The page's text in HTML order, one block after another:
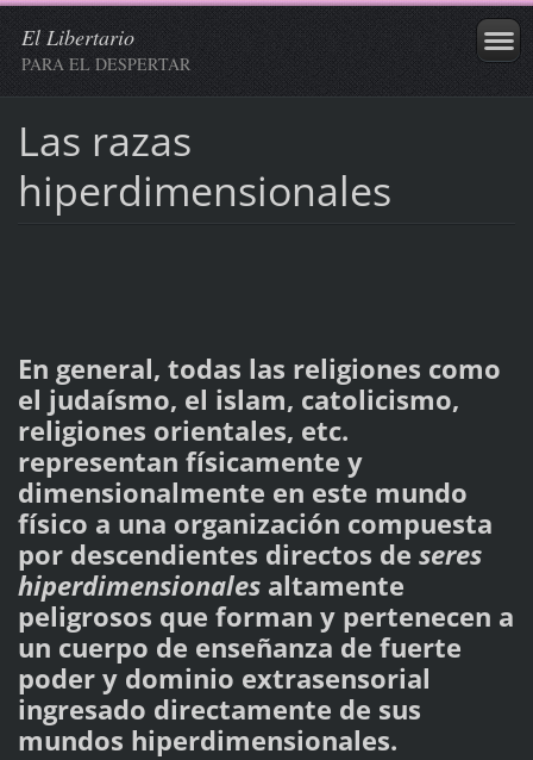
El Libertario
PARA EL DESPERTAR
Las razas
hiperdimensionales
En general, todas las religiones como
el judaísmo, el islam, catolicismo,
religiones orientales, etc.
representan físicamente y
dimensionalmente en este mundo
físico a una organización compuesta
por descendientes directos de seres
hiperdimensionalesaltamente
peligrosos que forman y pertenecen a
un cuerpo de enseñanza de fuerte
poder y dominio extrasensorial
ingresado directamente de sus
mundos hiperdimensionales.